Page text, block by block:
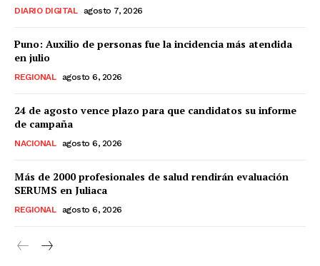
DIARIO DIGITAL agosto 7, 2026
Puno: Auxilio de personas fue la incidencia más atendida
en julio
REGIONAL agosto 6, 2026
24 de agosto vence plazo para que candidatos su informe
de campaña
NACIONAL agosto 6, 2026
Más de 2000 profesionales de salud rendirán evaluación
SERUMS en Juliaca
REGIONAL agosto 6, 2026